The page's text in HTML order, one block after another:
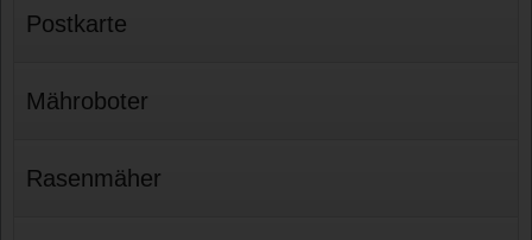
Postkarte
Mähroboter
Rasenmäher